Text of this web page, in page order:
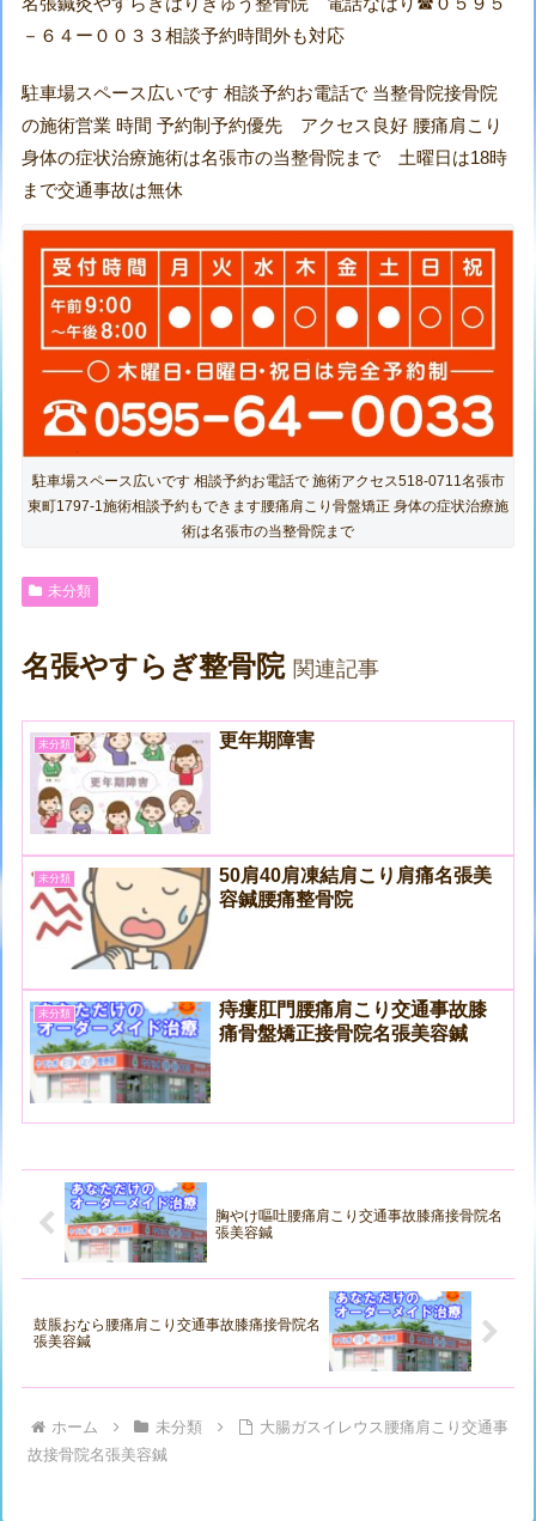
－６４ー００３３相談予約時間外も対応
駐車場スペース広いです 相談予約お電話で 当整骨院接骨院
の施術営業 時間 予約制予約優先 アクセス良好 腰痛肩こり
身体の症状治療施術は名張市の当整骨院まで 土曜日は18時
まで交通事故は無休
駐車場スペース広いです 相談予約お電話で 施術アクセス518-0711名張市
東町1797-1施術相談予約もできます腰痛肩こり骨盤矯正 身体の症状治療施
術は名張市の当整骨院まで
未分類
名張やすらぎ整骨院関連記事
未分類 更年期障害
未分類
50肩40肩凍結肩こり肩痛名張美
容鍼腰痛整骨院
未分類
痔瘻肛門腰痛肩こり交通事故膝
痛骨盤矯正接骨院名張美容鍼
胸やけ嘔吐腰痛肩こり交通事故膝痛接骨院名
張美容鍼
鼓脹おなら腰痛肩こり交通事故膝痛接骨院名
張美容鍼
ホーム 未分類
大腸ガスイレウス腰痛肩こり交通事
故接骨院名張美容鍼